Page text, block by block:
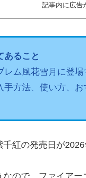
記事内に広告
あること
レム風花雪月に登場
方法、使い方、お
紅の発売日が